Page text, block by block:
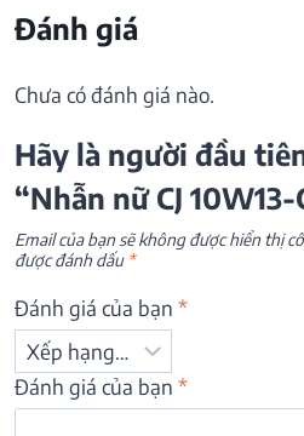
Đánh giá
Chưa có đánh giá nào.
Hãy là người đầu
“Nhẫn nữ CJ
Email của bạn sẽ không được hiển thị
được đánh dấu *
Đánh giá của bạn *
Đánh giá của bạn *